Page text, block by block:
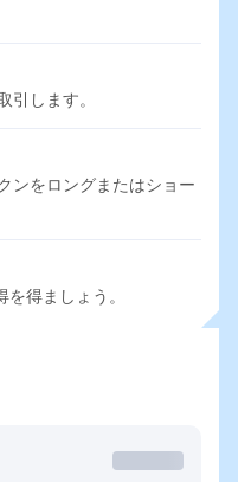
引します。
ンをロングまたはショー
得ましょう。